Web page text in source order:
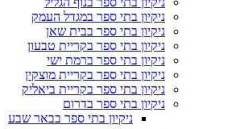
ניקיון בתי ספר במגדל העמק
ניקיון בתי ספר בבית שאן
ניקיון בתי ספר בקריית טבעון
ניקיון בתי ספר ברמת ישי
ניקיון בתי ספר בקריית מוצקין
ניקיון בתי ספר בקריית ביאליק
ניקיון בתי ספר בדרום
ניקיון בתי ספר בבאר שבע